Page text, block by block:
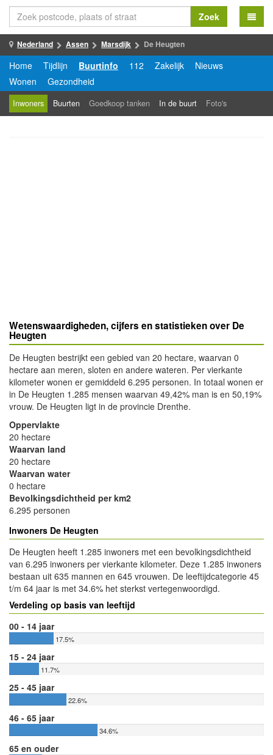
Zoek
Nederland Assen Marsdijk De Heugten
Home Tijdlijn Buurtinfo 112 Zakelijk
Nieuws
Wonen
Gezondheid
Inwoners Buurten Goedkoop tanken In de buurt Foto's
Wetenswaardigheden, cijfers en statistieken over De
Heugten
De Heugten bestrijkt een gebied van 20 hectare, waarvan 0
hectare aan meren, sloten en andere wateren. Per vierkante
kilometer wonen er gemiddeld 6.295 personen. In totaal wonen er
in De Heugten 1.285 mensen waarvan 49,42% man is en 50,19%
vrouw. De Heugten ligt in de provincie Drenthe.
Oppervlakte
20 hectare
Waarvan land
20 hectare
Waarvan water
0 hectare
Bevolkingsdichtheid per km2
6.295 personen
Inwoners De Heugten
De Heugten heeft 1.285 inwoners met een bevolkingsdichtheid
van 6.295 inwoners per vierkante kilometer. Deze 1.285 inwoners
bestaan uit 635 mannen en 645 vrouwen. De leeftijdcategorie 45
t/m 64 jaar is met 34.6% het sterkst vertegenwoordigd.
Verdeling op basis van leeftijd
00 - 14 jaar
17.5%
15 - 24 jaar
11.7%
25 - 45 jaar
22.6%
46 - 65 jaar
34.6%
65 en ouder